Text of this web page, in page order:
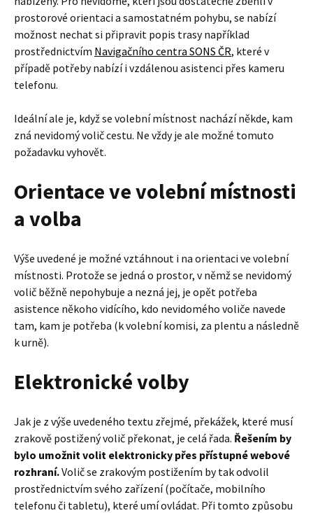
prostorové orientaci a samostatném pohybu, se nabízí
možnost nechat si připravit popis trasy například
prostřednictvím Navigačního centra SONS ČR, které v
případě potřeby nabízí i vzdálenou asistenci přes kameru
telefonu.
Ideální ale je, když se volební místnost nachází někde, kam
zná nevidomý volič cestu. Ne vždy je ale možné tomuto
požadavku vyhovět.
Orientace ve volební místnosti
a volba
Výše uvedené je možné vztáhnout i na orientaci ve volební
místnosti. Protože se jedná o prostor, v němž se nevidomý
volič běžně nepohybuje a nezná jej, je opět potřeba
asistence někoho vidícího, kdo nevidomého voliče navede
tam, kam je potřeba (k volební komisi, za plentu a následně
k urně).
Elektronické volby
Jak je z výše uvedeného textu zřejmé, překážek, které musí
zrakově postižený volič překonat, je celá řada. Řešením by
bylo umožnit volit elektronicky přes přístupné webové
rozhraní.Volič se zrakovým postižením by tak odvolil
prostřednictvím svého zařízení (počítače, mobilního
telefonu či tabletu), které umí ovládat. Při tomto způsobu